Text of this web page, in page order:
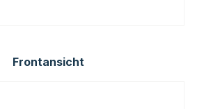
Frontansicht